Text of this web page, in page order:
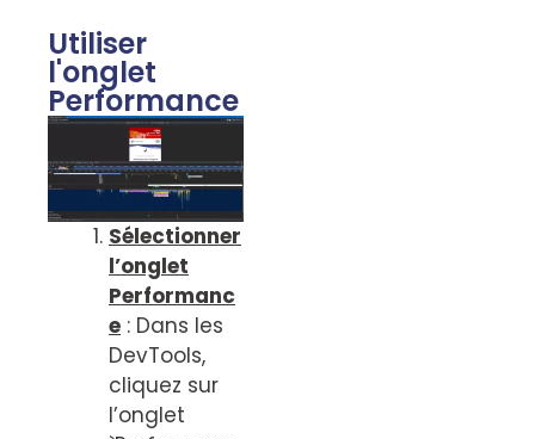
Utiliser
l'onglet
Performance
Sélectionner
l’onglet
Performanc
e : Dans les
DevTools,
cliquez sur
l’onglet